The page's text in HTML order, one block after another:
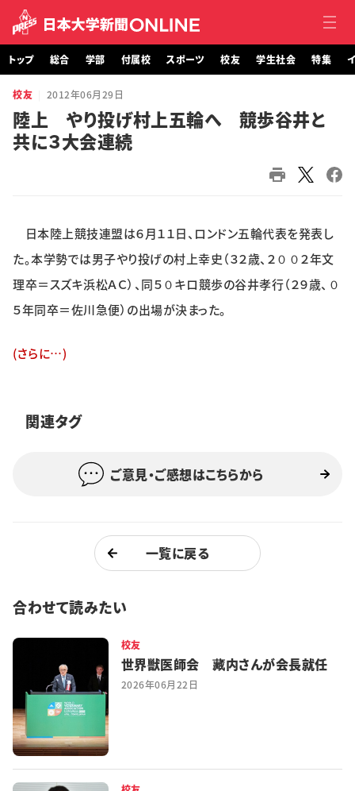
トップ
総合
スポーツ
イベント
購読 日大文芸賞
トップ 総合 学部 付属校 スポーツ 校友 学生社会 特集
校友 2012年06月29日
陸上 やり投げ村上五輪へ 競歩谷井と
共に３大会連続
日本陸上競技連盟は６月１１日、ロンドン五輪代表を発表し
た。本学勢では男子やり投げの村上幸史（３２歳、２００２年文
理卒＝スズキ浜松ＡＣ）、同５０キロ競歩の谷井孝行（２９歳、０
５年同卒＝佐川急便）の出場が決まった。
(さらに…)
関連タグ
ご意見・ご感想はこちらから
一覧に戻る
合わせて読みたい
校友
世界獣医師会 藏内さんが会長就任
2026年06月22日